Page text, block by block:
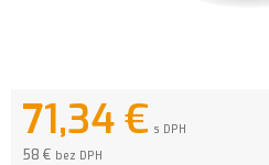
71,34€ s DPH
58 € bez DPH